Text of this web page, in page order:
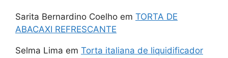
Sarita Bernardino Coelho em TORTA DE
ABACAXI REFRESCANTE
Selma Lima em Torta italiana de liquidificador